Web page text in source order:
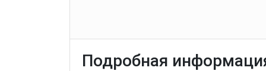
Подробная